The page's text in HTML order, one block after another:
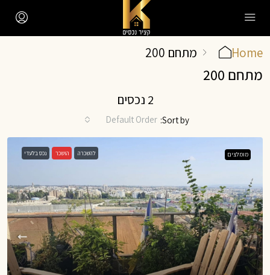
Home מתחם 200
מתחם 200
2 נכסים
Sort by:
Default Order
מומלצים להשכרה הושכר נכס בלעדי